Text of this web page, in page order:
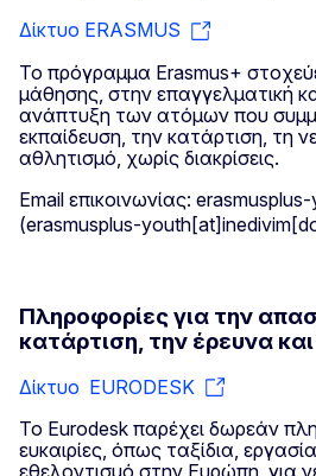
Δίκτυο ERASMUS
Το πρόγραμμα Erasmus+
μάθησης, στην επαγγελματική
ανάπτυξη των ατόμων που
εκπαίδευση, την κατάρτιση, τη
αθλητισμό, χωρίς διακρίσεις.
Email επικοινωνίας:
(erasmusplus-
Πληροφορίες για την
κατάρτιση, την έρευνα
Δίκτυο EURODESK
Το Eurodesk παρέχει δωρεάν
ευκαιρίες, όπως ταξίδια,